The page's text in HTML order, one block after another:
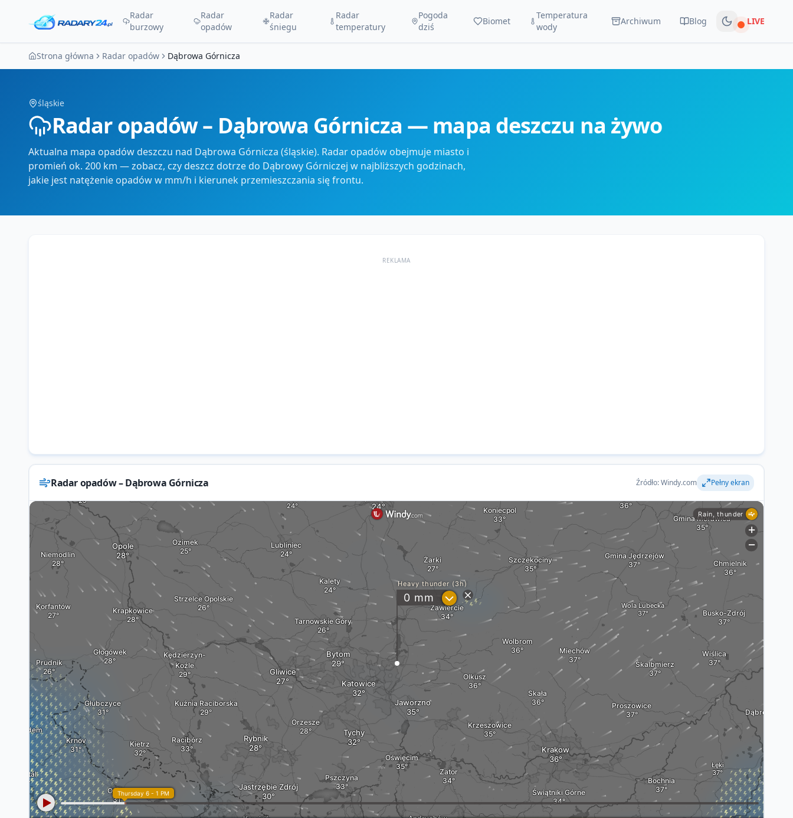
Radar
burzowy
Radar
opadów
Radar
śniegu
Radar
temperatury
Pogoda
dziś
Biomet
Temperatura
wody
Archiwum Blog Na żywo
LIVE
Strona główna Radar opadów Dąbrowa Górnicza
śląskie
Radar opadów – Dąbrowa Górnicza — mapa deszczu na żywo
Aktualna mapa opadów deszczu nad Dąbrowa Górnicza (śląskie). Radar opadów obejmuje miasto i
promień ok. 200 km — zobacz, czy deszcz dotrze do Dąbrowy Górniczej w najbliższych godzinach,
jakie jest natężenie opadów w mm/h i kierunek przemieszczania się frontu.
REKLAMA
Radar opadów – Dąbrowa Górnicza Źródło: Windy.com Pełny ekran